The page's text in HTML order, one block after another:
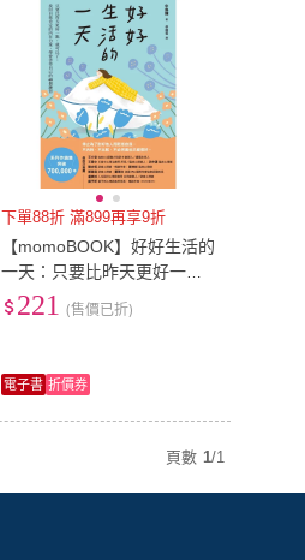
下單88折 滿899再享9折
【momoBOOK】好好生活的
一天：只要比昨天更好一
點，就可以了。找回自我肯
定的內在力量﹝新版﹞(電子
221 (售價已折)
電子書 折價券
頁數 1/1